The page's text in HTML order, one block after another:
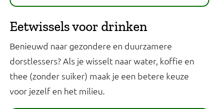
Eetwissels voor drinken
Benieuwd naar gezondere en duurzamere
dorstlessers? Als je wisselt naar water, koffie en
thee (zonder suiker) maak je een betere keuze
voor jezelf en het milieu.